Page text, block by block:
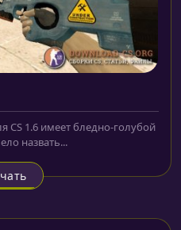
CS 1.6 имеет бледно-голубой
назвать...